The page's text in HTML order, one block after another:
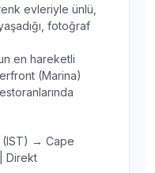
evleriyle ünlü,
fotoğraf
en hareketli
(Marina)
(IST) → Cape
Direkt